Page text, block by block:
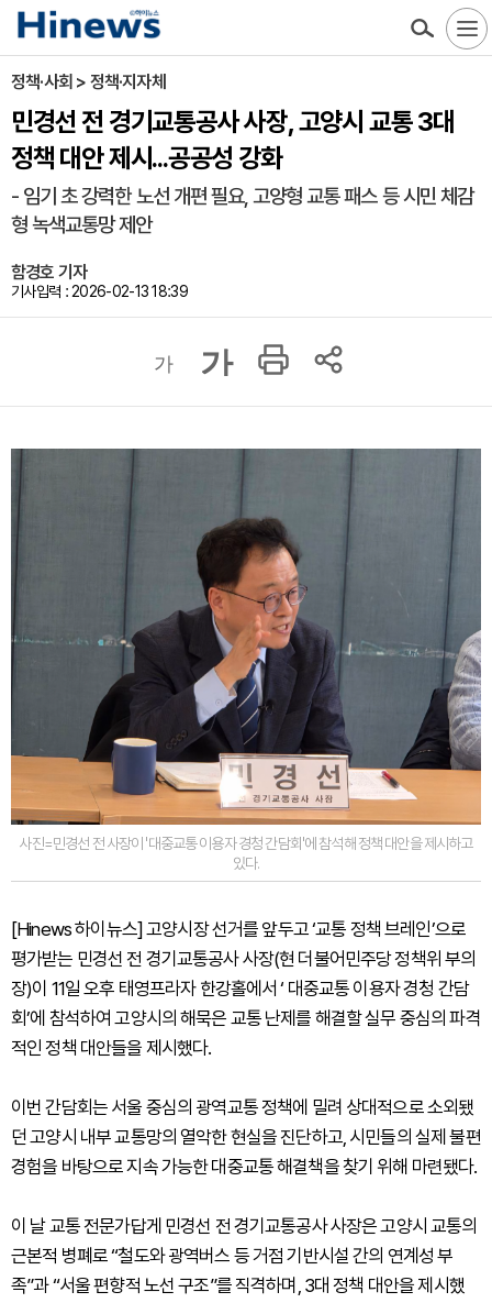
정책·사회 > 정책·지자체
민경선 전 경기교통공사 사장, 고양시 교통 3대
정책 대안 제시...공공성 강화
- 임기 초 강력한 노선 개편 필요, 고양형 교통 패스 등 시민 체감
형 녹색교통망 제안
함경호 기자
기사입력 : 2026-02-13 18:39
가 가
사진=민경선 전 사장이 '대중교통 이용자 경청 간담회'에 참석해 정책 대안을 제시하고
있다.
[Hinews 하이뉴스] 고양시장 선거를 앞두고 ‘교통 정책 브레인’으로
평가받는 민경선 전 경기교통공사 사장(현 더불어민주당 정책위 부의
장)이 11일 오후 태영프라자 한강홀에서 ‘ 대중교통 이용자 경청 간담
회’에 참석하여 고양시의 해묵은 교통 난제를 해결할 실무 중심의 파격
적인 정책 대안들을 제시했다.
이번 간담회는 서울 중심의 광역교통 정책에 밀려 상대적으로 소외됐
던 고양시 내부 교통망의 열악한 현실을 진단하고, 시민들의 실제 불편
경험을 바탕으로 지속 가능한 대중교통 해결책을 찾기 위해 마련됐다.
이 날 교통 전문가답게 민경선 전 경기교통공사 사장은 고양시 교통의
근본적 병폐로 “철도와 광역버스 등 거점 기반시설 간의 연계성 부
족”과 “서울 편향적 노선 구조”를 직격하며, 3대 정책 대안을 제시했